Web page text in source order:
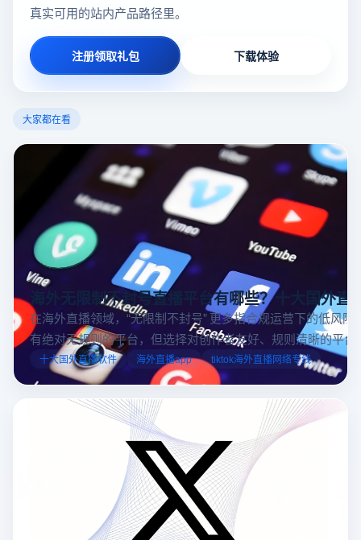
真实可用的站内产品路径里。
注册领取礼包 下载体验
大家都在看
海外无限制不封号直播平台有哪些？十大国外直
在海外直播领域，“无限制不封号” 更多指合规运营下的低风
有绝对无规则的平台，但选择对创作者友好、规则清晰的平台
业工具规避风险，能显著降低封号概率。以下推荐十大国外
台，并结合云登多开浏览器的功能，详解如何安全高效运营。
十大国外直播软件 海外直播app tiktok海外直播网络专线